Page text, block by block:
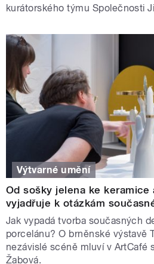
kurátorského týmu Společnosti
Výtvarné umění
Od sošky jelena ke
vyjadřuje k otázkám
Jak vypadá tvorba současných
porcelánu? O brněnské výstavě
nezávislé scéně mluví v ArtCafé
Žabová.